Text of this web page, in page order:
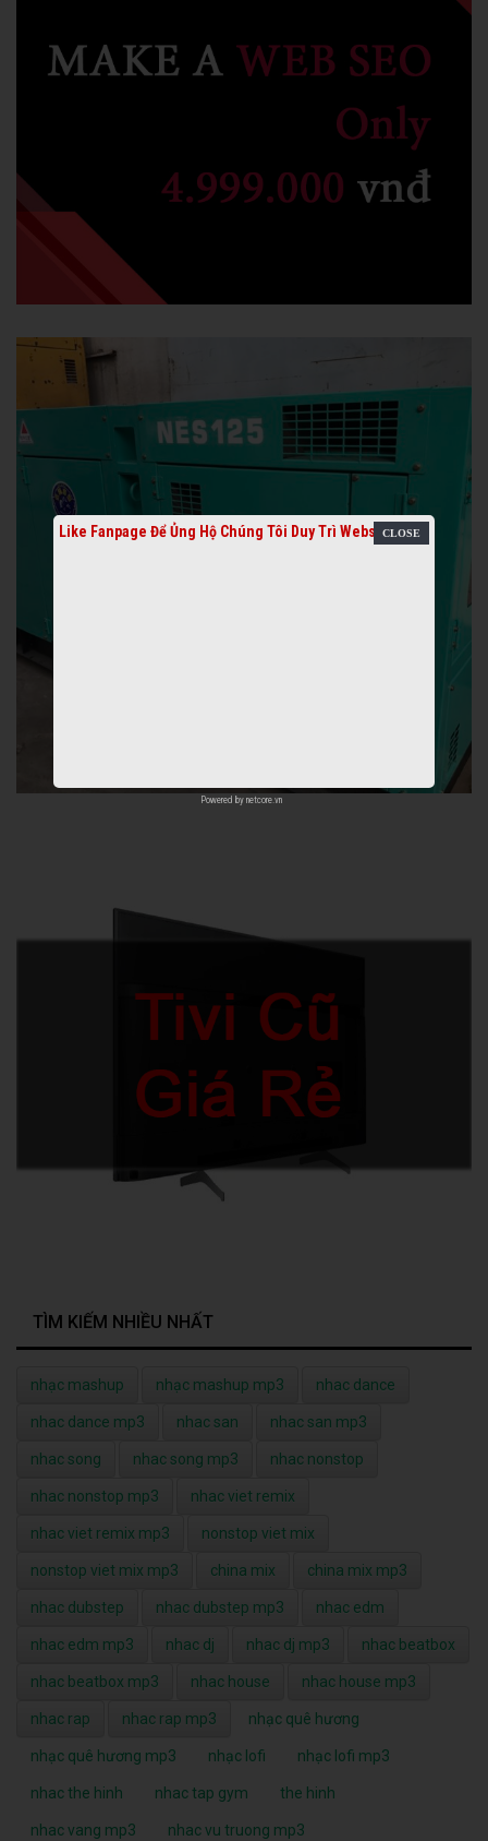
TÌM KIẾM NHIỀU NHẤT
nhạc mashup nhạc mashup mp3 nhac dance
nhac dance mp3 nhac san nhac san mp3
nhac song nhac song mp3 nhac nonstop
nhac nonstop mp3 nhac viet remix
nhac viet remix mp3 nonstop viet mix
nonstop viet mix mp3 china mix china mix mp3
nhac dubstep nhac dubstep mp3 nhac edm
nhac edm mp3 nhac dj nhac dj mp3 nhac beatbox
nhac beatbox mp3 nhac house nhac house mp3
nhac rap nhac rap mp3 nhạc quê hương
nhạc quê hương mp3 nhạc lofi nhạc lofi mp3
nhac the hinh nhac tap gym the hinh
nhac vang mp3 nhac vu truong mp3
Like Fanpage Để Ủng Hộ Chúng Tôi Duy Trì Website
Powered by netcore.vn